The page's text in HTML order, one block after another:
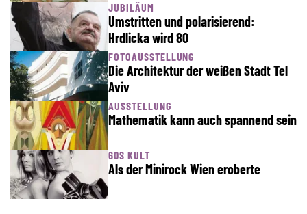
JUBILÄUM
Umstritten und polarisierend:
Hrdlicka wird 80
FOTOAUSSTELLUNG
Die Architektur der weißen Stadt Tel
Aviv
AUSSTELLUNG
Mathematik kann auch spannend sein
60S KULT
Als der Minirock Wien eroberte